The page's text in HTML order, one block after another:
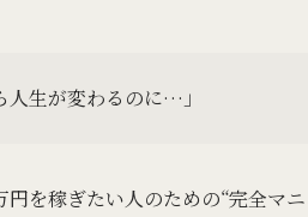
人生が変わるのに…」
を稼ぎたい人のための“完全マニ